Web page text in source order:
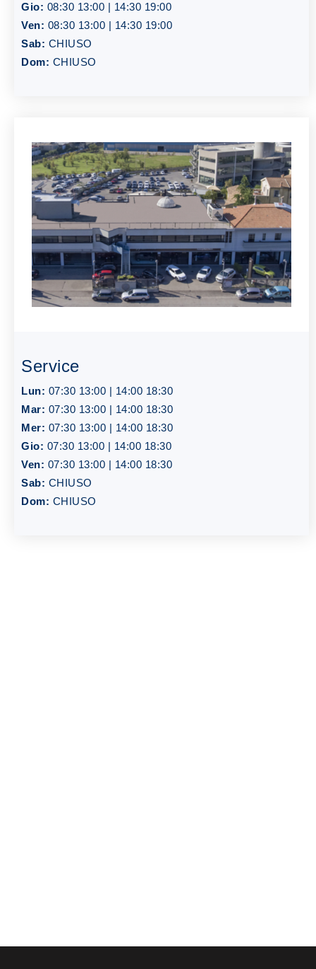
Gio: 08:30 13:00 | 14:30 19:00
Ven: 08:30 13:00 | 14:30 19:00
Sab: CHIUSO
Dom: CHIUSO
Service
Lun: 07:30 13:00 | 14:00 18:30
Mar: 07:30 13:00 | 14:00 18:30
Mer: 07:30 13:00 | 14:00 18:30
Gio: 07:30 13:00 | 14:00 18:30
Ven: 07:30 13:00 | 14:00 18:30
Sab: CHIUSO
Dom: CHIUSO